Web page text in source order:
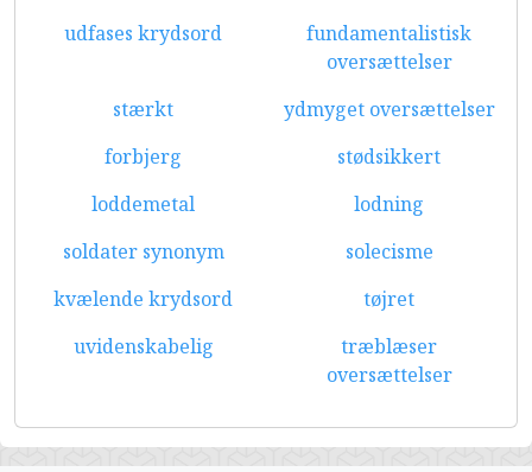
udfases krydsord
fundamentalistisk
oversættelser
stærkt
ydmyget oversættelser
forbjerg
stødsikkert
loddemetal
lodning
soldater synonym
solecisme
kvælende krydsord
tøjret
uvidenskabelig
træblæser
oversættelser